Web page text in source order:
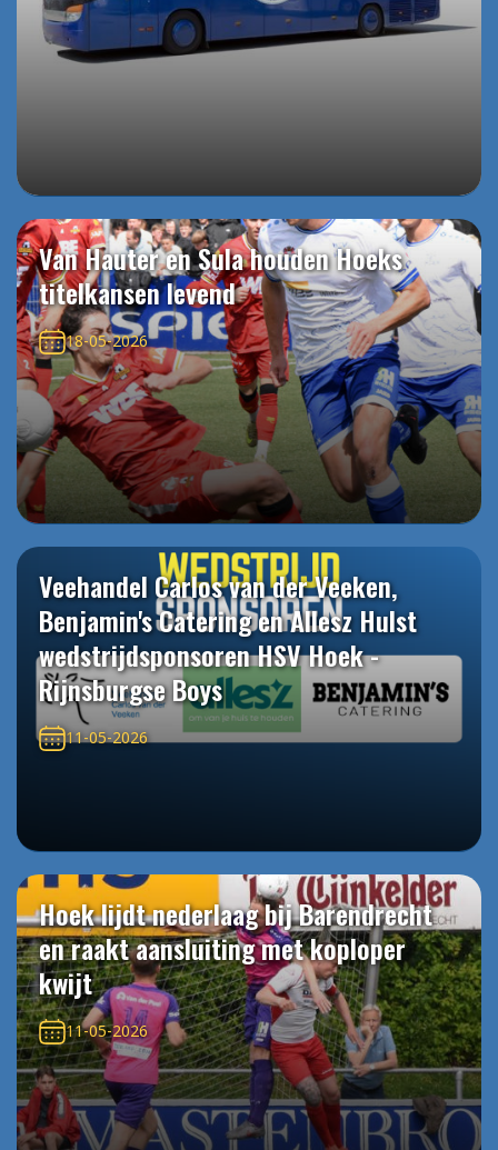
Van Hauter en Sula houden Hoeks
titelkansen levend
18-05-2026
Veehandel Carlos van der Veeken,
Benjamin's Catering en Allesz Hulst
wedstrijdsponsoren HSV Hoek -
Rijnsburgse Boys
11-05-2026
Hoek lijdt nederlaag bij Barendrecht
en raakt aansluiting met koploper
kwijt
11-05-2026